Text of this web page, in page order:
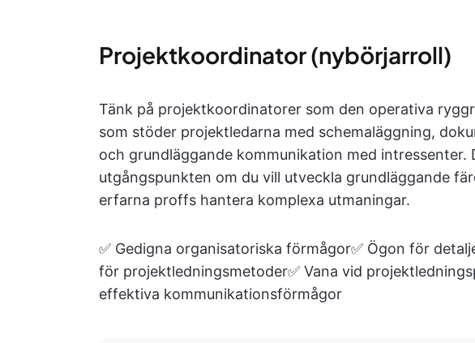
Projektkoordinator (nybörjarroll)
Tänk på projektkoordinatorer som den operativa
som stöder projektledarna med schemaläggning,
och grundläggande kommunikation med intressenter.
utgångspunkten om du vill utveckla grundläggande
erfarna proffs hantera komplexa utmaningar.
✅ Gedigna organisatoriska förmågor✅ Ögon för
för projektledningsmetoder✅ Vana vid
effektiva kommunikationsförmågor